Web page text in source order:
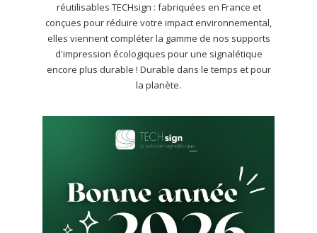
réutilisables TECHsign : fabriquées en France et
conçues pour réduire votre impact environnemental,
elles viennent compléter la gamme de nos supports
d'impression écologiques pour une signalétique
encore plus durable ! Durable dans le temps et pour
la planète.